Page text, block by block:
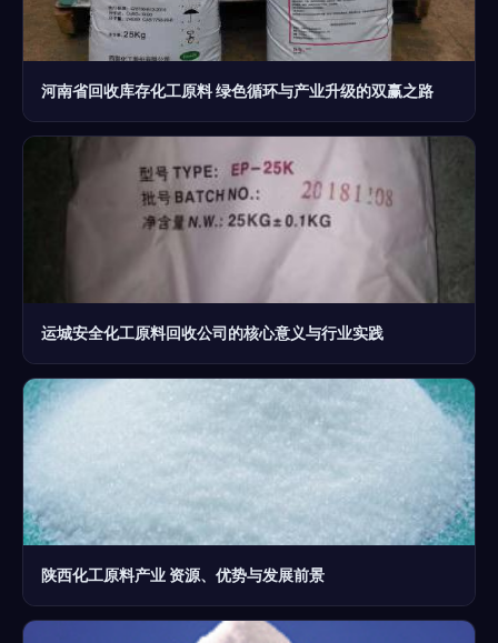
河南省回收库存化工原料 绿色循环与产业升级的双赢之路
运城安全化工原料回收公司的核心意义与行业实践
陕西化工原料产业 资源、优势与发展前景